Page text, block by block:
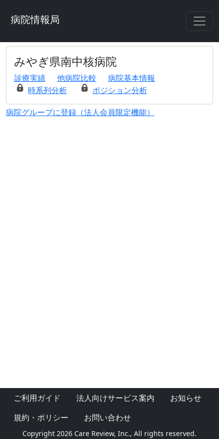
病院情報局
みやぎ県南中核病院
診療実績 他病院比較
病院基本情報
時系列分析
ポジション分析
病院グループに登録（法人会員限定機能）
ご利用ガイド 法人向けサービス案内
お知らせ
規約・ポリシー
お問い合わせ
Copyright 2026 Care Review, Inc., All rights reserved.